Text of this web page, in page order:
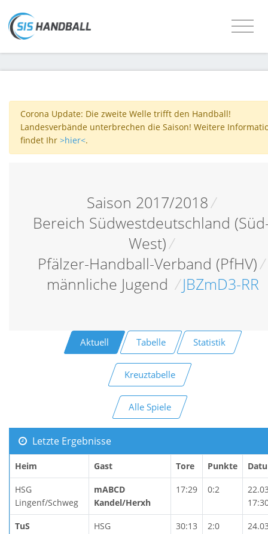
Corona Update: Die zweite Welle trifft den Handball!
Landesverbände unterbrechen die Saison! Weitere
findet Ihr >hier<.
Saison 2017/2018/
Bereich Südwestdeutschland
West)/
Pfälzer-Handball-Verband (PfHV)/
männliche Jugend /JBZmD3-RR
Aktuell Tabelle Statistik
Kreuztabelle
Alle Spiele
Letzte Ergebnisse
Heim Gast Tore Punkte
HSG
Lingenf/Schweg
mABCD
Kandel/Herxh
17:29 0:2
TuS
HSG
30:13 2:0